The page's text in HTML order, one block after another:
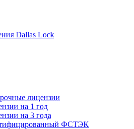
Dallas Lock
лицензии
на 1 год
на 3 года
ФСТЭК